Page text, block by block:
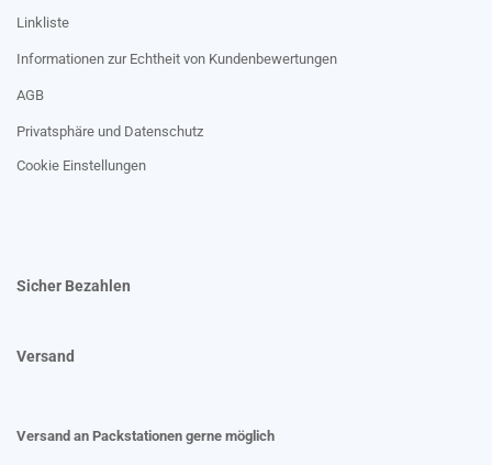
Linkliste
Informationen zur Echtheit von Kundenbewertungen
AGB
Privatsphäre und Datenschutz
Cookie Einstellungen
Sicher Bezahlen
Versand
Versand an Packstationen gerne möglich